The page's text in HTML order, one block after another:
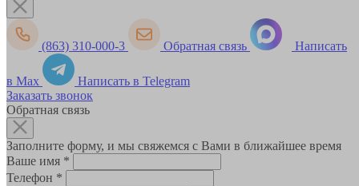
(863) 310-000-3 Обратная связь Написать
в Max
Написать в Telegram
Заказать звонок
Обратная связь
Заполните форму, и мы свяжемся с Вами в ближайшее время
Ваше имя *
Телефон *